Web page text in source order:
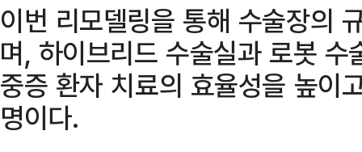
이번 리모델링을 통해 수술장의
며, 하이브리드 수술실과 로봇
중증 환자 치료의 효율성을 높이
명이다.